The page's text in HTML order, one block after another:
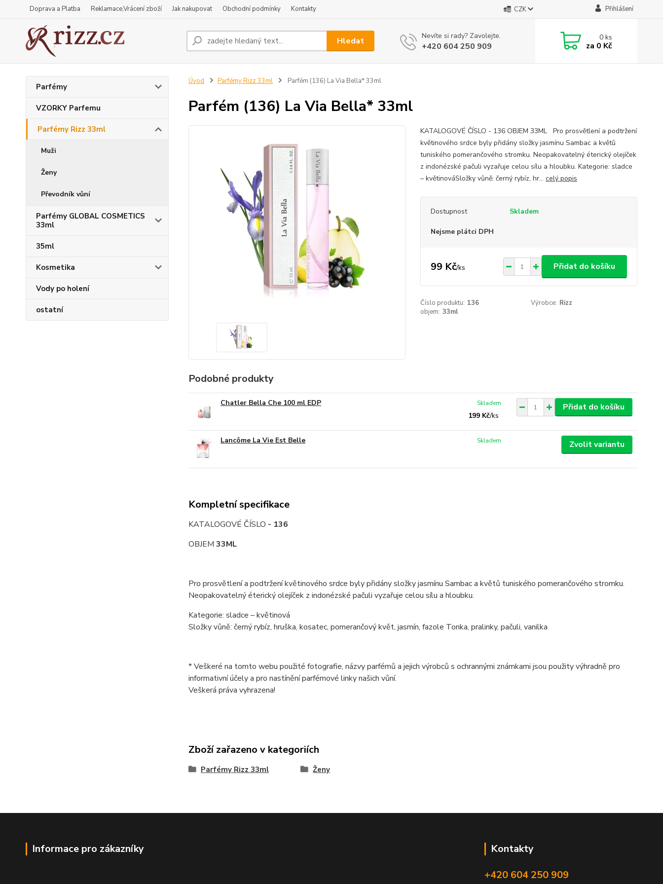
Doprava a Platba Reklamace,Vrácení zboží Jak nakupovat Obchodní podmínky Kontakty CZK Přihlášení
Hledat Nevíte si rady? Zavolejte.
+420 604 250 909
0ks
za 0 Kč
Parfémy
VZORKY Parfemu
Parfémy Rizz 33ml
Muži
Ženy
Převodník vůní
Parfémy GLOBAL COSMETICS
33ml
35ml
Kosmetika
Vody po holení
ostatní
Úvod Parfémy Rizz 33ml Parfém (136) La Via Bella* 33ml
Parfém (136) La Via Bella* 33ml
KATALOGOVÉ ČÍSLO - 136 OBJEM 33ML Pro prosvětlení a podtržení
květinového srdce byly přidány složky jasmínu Sambac a květů
tuniského pomerančového stromku. Neopakovatelný éterický olejíček
z indonézské pačuli vyzařuje celou sílu a hloubku. Kategorie: sladce
– květinováSložky vůně: černý rybíz, hr... celý popis
Dostupnost Skladem
Nejsme plátci DPH
99 Kč/ks Přidat do košíku
Číslo produktu: 136 Výrobce: Rizz
objem: 33ml
Podobné produkty
Chatler Bella Che 100 ml EDP
199 Kč/ks
Skladem Přidat do košíku
Lancôme La Vie Est Belle Skladem Zvolit variantu
Kompletní specifikace
KATALOGOVÉ ČÍSLO - 136
OBJEM 33ML
Pro prosvětlení a podtržení květinového srdce byly přidány složky jasmínu Sambac a květů tuniského pomerančového stromku.
Neopakovatelný éterický olejíček z indonézské pačuli vyzařuje celou sílu a hloubku.
Kategorie: sladce – květinová
Složky vůně: černý rybíz, hruška, kosatec, pomerančový květ, jasmín, fazole Tonka, pralinky, pačuli, vanilka
* Veškeré na tomto webu použité fotografie, názvy parfémů a jejich výrobců s ochrannými známkami jsou použity výhradně pro
informativní účely a pro nastínění parfémové linky našich vůní.
Veškerá práva vyhrazena!
Zboží zařazeno v kategoriích
Parfémy Rizz 33ml Ženy
Informace pro zákazníky
Kontakty
+420 604 250 909